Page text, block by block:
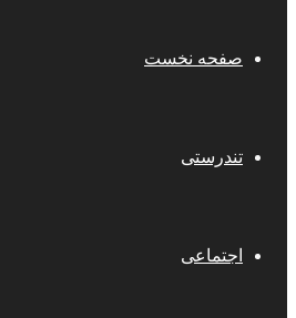
صفحه نخست
تندرستی
اجتماعی